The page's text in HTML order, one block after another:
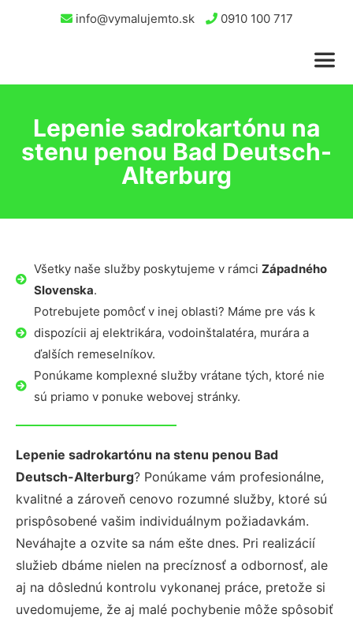
info@vymalujemto.sk 0910 100 717
Lepenie sadrokartónu na
stenu penou Bad Deutsch-
Alterburg
Všetky naše služby poskytujeme v rámci Západného
Slovenska.
Potrebujete pomôcť v inej oblasti? Máme pre vás k
dispozícii aj elektrikára, vodoinštalatéra, murára a
ďalších remeselníkov.
Ponúkame komplexné služby vrátane tých, ktoré nie
sú priamo v ponuke webovej stránky.
Lepenie sadrokartónu na stenu penou Bad
Deutsch-Alterburg? Ponúkame vám profesionálne,
kvalitné a zároveň cenovo rozumné služby, ktoré sú
prispôsobené vašim individuálnym požiadavkám.
Neváhajte a ozvite sa nám ešte dnes. Pri realizácií
služieb dbáme nielen na precíznosť a odbornosť, ale
aj na dôslednú kontrolu vykonanej práce, pretože si
uvedomujeme, že aj malé pochybenie môže spôsobiť